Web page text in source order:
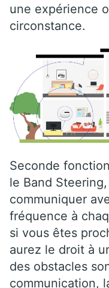
une expérience
circonstance.
Seconde
le Band
communiquer
fréquence à
si vous êtes
aurez le droit à
des obstacles
communication,